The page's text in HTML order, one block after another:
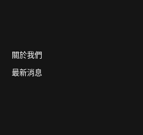
關於我們
最新消息